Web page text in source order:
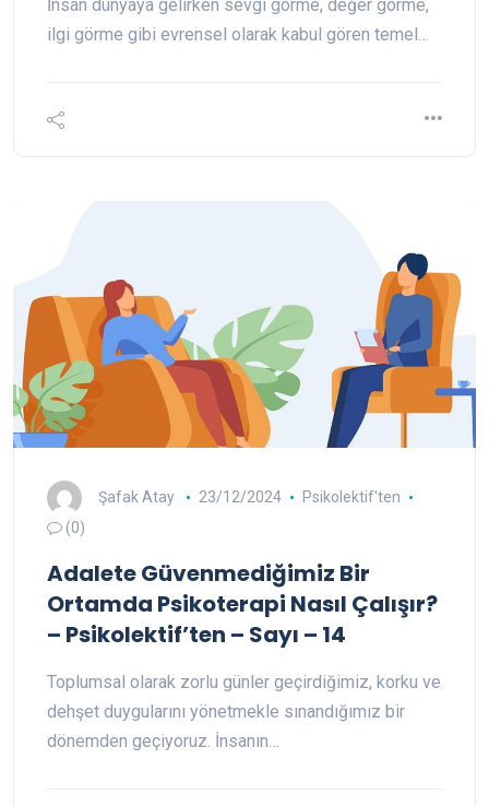
İnsan dünyaya gelirken sevgi görme, değer görme,
ilgi görme gibi evrensel olarak kabul gören temel…
Şafak Atay 23/12/2024
Psikolektif'ten
(0)
Adalete Güvenmediğimiz Bir
Ortamda Psikoterapi Nasıl Çalışır?
– Psikolektif’ten – Sayı – 14
Toplumsal olarak zorlu günler geçirdiğimiz, korku ve
dehşet duygularını yönetmekle sınandığımız bir
dönemden geçiyoruz. İnsanın…